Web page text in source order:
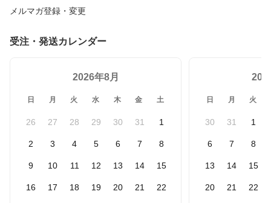
メルマガ登録・変更
受注・発送カレンダー
2026年8月
日 月 火 水 木 金 土
26 27 28 29 30 31 1
2 3 4 5 6 7 8
9 10 11 12 13 14 15
16 17 18 19 20 21 22
日 月 火
30 31 1
6 7 8
13 14 15
20 21 22